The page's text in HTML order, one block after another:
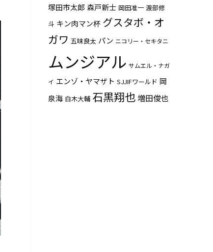
塚田市太郎 森戸新士 岡田准一 渡部修
斗 キン肉マン杯 グスタボ・オ
ガワ 五味良太 パン ニコリー・セキタニ
ムンジアル サムエル・ナガ
イ エンゾ・ヤマザト SJJIFワールド 岡
泉海 白木大輔 石黒翔也増田俊也